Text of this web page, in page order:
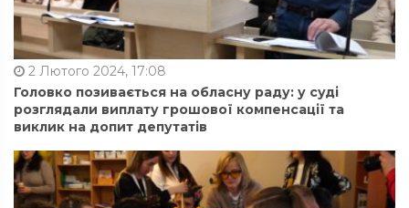
2 Лютого 2024, 17:08
Головко позивається на обласну раду: у суді
розглядали виплату грошової компенсації та
виклик на допит депутатів